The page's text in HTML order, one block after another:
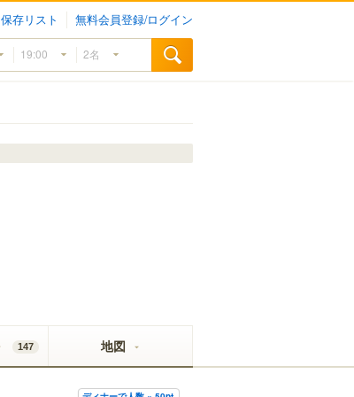
保存リスト 無料会員登録/ログイン
147 地図